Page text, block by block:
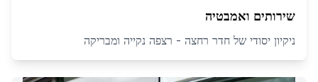
שירותים ואמבטיה
ניקיון יסודי של חדר רחצה - רצפה נקייה ומבריקה